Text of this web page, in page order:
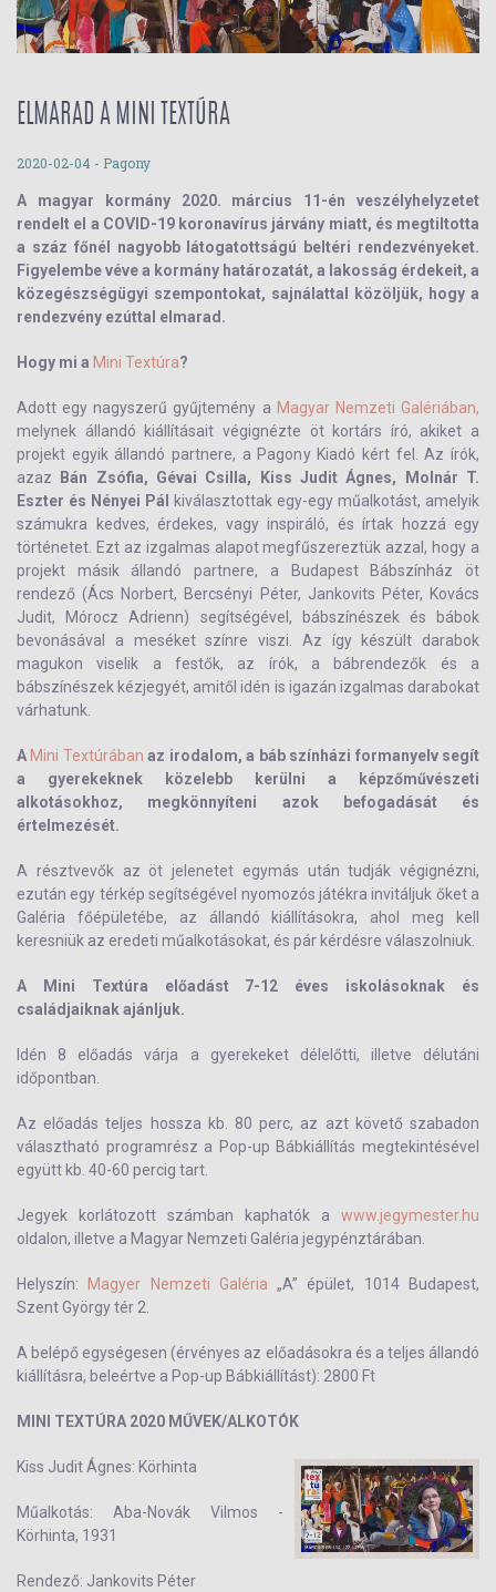
ELMARAD A MINI TEXTÚRA
2020-02-04 - Pagony
A magyar kormány 2020. március 11-én veszélyhelyzetet
rendelt el a COVID-19 koronavírus járvány miatt, és megtiltotta
a száz főnél nagyobb látogatottságú beltéri rendezvényeket.
Figyelembe véve a kormány határozatát, a lakosság érdekeit, a
közegészségügyi szempontokat, sajnálattal közöljük, hogy a
rendezvény ezúttal elmarad.
Hogy mi a Mini Textúra?
Adott egy nagyszerű gyűjtemény a Magyar Nemzeti Galériában,
melynek állandó kiállításait végignézte öt kortárs író, akiket a
projekt egyik állandó partnere, a Pagony Kiadó kért fel. Az írók,
azaz
Bán Zsófia, Gévai Csilla, Kiss Judit Ágnes, Molnár T.
Eszter és Nényei Pál
kiválasztottak egy-egy műalkotást, amelyik
számukra kedves, érdekes, vagy inspiráló, és írtak hozzá egy
történetet. Ezt az izgalmas alapot megfűszereztük azzal, hogy a
projekt másik állandó partnere, a Budapest Bábszínház öt
rendező (Ács Norbert, Bercsényi Péter, Jankovits Péter, Kovács
Judit, Mórocz Adrienn) segítségével, bábszínészek és bábok
bevonásával a meséket színre viszi. Az így készült darabok
magukon viselik a festők, az írók, a bábrendezők és a
bábszínészek kézjegyét, amitől idén is igazán izgalmas darabokat
várhatunk.
A Mini Textúrában az irodalom, a báb színházi formanyelv segít
a gyerekeknek közelebb kerülni a képzőművészeti
alkotásokhoz, megkönnyíteni azok befogadását és
értelmezését.
A résztvevők az öt jelenetet egymás után tudják végignézni,
ezután egy térkép segítségével nyomozós játékra invitáljuk őket a
Galéria főépületébe, az állandó kiállításokra, ahol meg kell
keresniük az eredeti műalkotásokat, és pár kérdésre válaszolniuk.
A Mini Textúra előadást 7-12 éves iskolásoknak és
családjaiknak ajánljuk.
Idén 8 előadás várja a gyerekeket délelőtti, illetve délutáni
időpontban.
Az előadás teljes hossza kb. 80 perc, az azt követő szabadon
választható programrész a Pop-up Bábkiállítás megtekintésével
együtt kb. 40-60 percig tart.
Jegyek korlátozott számban kaphatók a www.jegymester.hu
oldalon, illetve a Magyar Nemzeti Galéria jegypénztárában.
Helyszín: Magyer Nemzeti Galéria „A” épület, 1014 Budapest,
Szent György tér 2.
A belépő egységesen (érvényes az előadásokra és a teljes állandó
kiállításra, beleértve a Pop-up Bábkiállítást): 2800 Ft
MINI TEXTÚRA 2020 MŰVEK/ALKOTÓK
Kiss Judit Ágnes: Körhinta
Műalkotás: Aba-Novák Vilmos -
Körhinta, 1931
Rendező: Jankovits Péter